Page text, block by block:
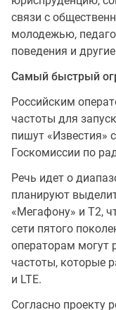
связи с
молодежью,
поведения и
Самый быстрый
Российским
частоты для
пишут «Известия»
Госкомиссии по
Речь идет о
планируют
«Мегафону» и T2,
сети пятого
операторам могут
частоты, которые
и LTE.
Согласно проекту